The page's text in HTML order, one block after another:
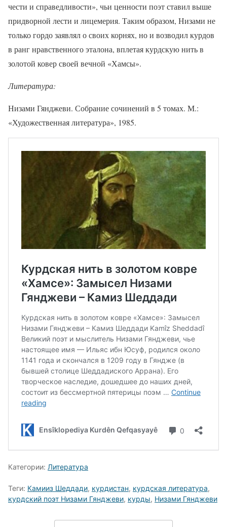
чести и справедливости», чьи ценности поэт ставил выше
придворной лести и лицемерия. Таким образом, Низами не
только гордо заявлял о своих корнях, но и возводил курдов
в ранг нравственного эталона, вплетая курдскую нить в
золотой ковер своей вечной «Хамсы».
Литература:
Низами Гянджеви. Собрание сочинений в 5 томах. М.:
«Художественная литература», 1985.
Категории: Литература
Теги: Камииз Шеддади, курдистан, курдская литература,
курдский поэт Низами Гянджеви, курды, Низами Гянджеви